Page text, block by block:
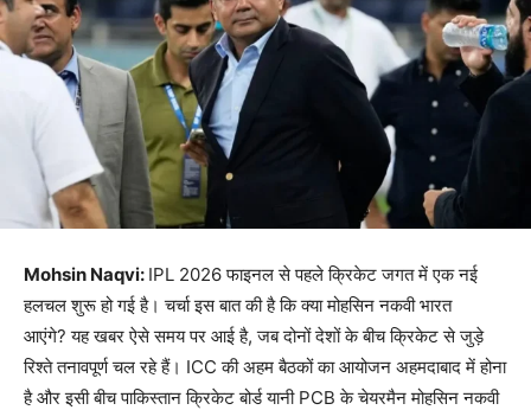
Mohsin Naqvi: IPL 2026 फाइनल से पहले क्रिकेट जगत में एक नई
हलचल शुरू हो गई है। चर्चा इस बात की है कि क्या मोहसिन नकवी भारत
आएंगे? यह खबर ऐसे समय पर आई है, जब दोनों देशों के बीच क्रिकेट से जुड़े
रिश्ते तनावपूर्ण चल रहे हैं। ICC की अहम बैठकों का आयोजन अहमदाबाद में होना
है और इसी बीच पाकिस्तान क्रिकेट बोर्ड यानी PCB के चेयरमैन मोहसिन नकवी